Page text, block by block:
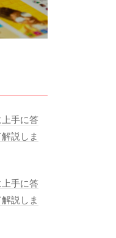
上手に答
説しま
上手に答
説しま